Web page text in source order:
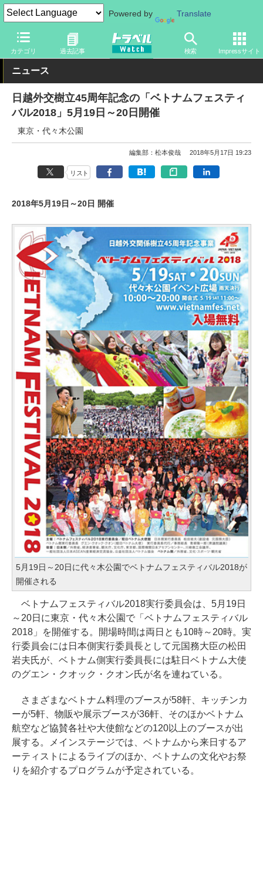
Powered by Translate
カテゴリ 過去記事 検索 Impressサイト
トラベル Watch 地域 海外旅行 東南アジア
ニュース
日越外交樹立45周年記念の「ベトナムフェスティ
バル2018」5月19日～20日開催
東京・代々木公園
編集部：松本俊哉 2018年5月17日 19:23
リスト
2018年5月19日～20日 開催
5月19日～20日に代々木公園でベトナムフェスティバル2018が
開催される
ベトナムフェスティバル2018実行委員会は、5月19日
～20日に東京・代々木公園で「ベトナムフェスティバル
2018」を開催する。開場時間は両日とも10時～20時。実
行委員会には日本側実行委員長として元国務大臣の松田
岩夫氏が、ベトナム側実行委員長には駐日ベトナム大使
のグエン・クオック・クオン氏が名を連ねている。
さまざまなベトナム料理のブースが58軒、キッチンカ
ーが5軒、物販や展示ブースが36軒、そのほかベトナム
航空など協賛各社や大使館などの120以上のブースが出
展する。メインステージでは、ベトナムから来日するア
ーティストによるライブのほか、ベトナムの文化やお祭
りを紹介するプログラムが予定されている。